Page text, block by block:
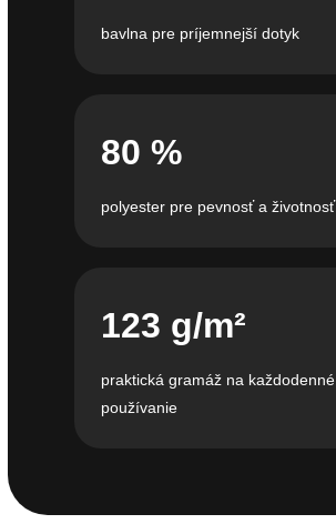
bavlna pre príjemnejší dotyk
80 %
polyester pre pevnosť a životnosť
123 g/m²
praktická gramáž na každodenné
používanie